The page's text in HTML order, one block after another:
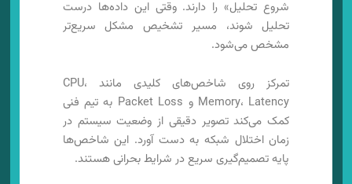
شروع تحلیل» را دارند. وقتی این داده‌ها درست
تحلیل شوند، مسیر تشخیص مشکل سریع‌تر
مشخص می‌شود.
تمرکز روی شاخص‌های کلیدی مانند CPU،
Memory، Latency و Packet Loss به تیم فنی
کمک می‌کند تصویر دقیقی از وضعیت سیستم در
زمان اختلال شبکه به دست آورد. این شاخص‌ها
پایه تصمیم‌گیری سریع در شرایط بحرانی هستند.